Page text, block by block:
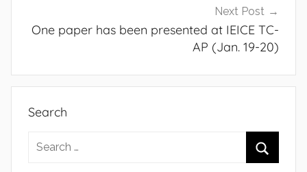
Next Post
One paper has been presented at IEICE TC-
AP (Jan. 19-20)
Search
Search